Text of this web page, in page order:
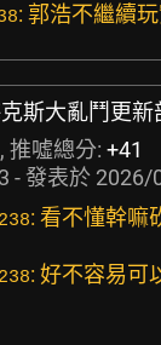
: 郭浩不繼續
斯大亂鬥更新
推噓總分: +41
- 發表於 2026/
: 看不懂幹嘛
: 好不容易可